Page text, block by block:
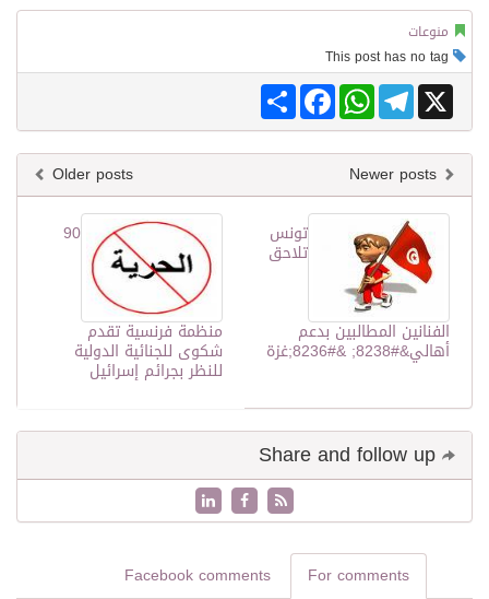
منوعات
Share
FacebookWhatsAppTelegram X
Older posts
90
منظمة فرنسية تقدم
شكوى للجنائية الدولية
للنظر بجرائم إسرائيل
تونس
تلاحق
الفنانين المطالبين بدعم
أهالي&#8238; &#8236;غزة
For comments
Facebook comments